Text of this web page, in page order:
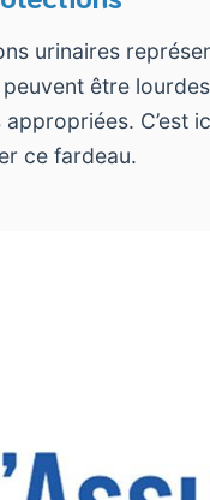
urinaires
être
C’est
ce fardeau.